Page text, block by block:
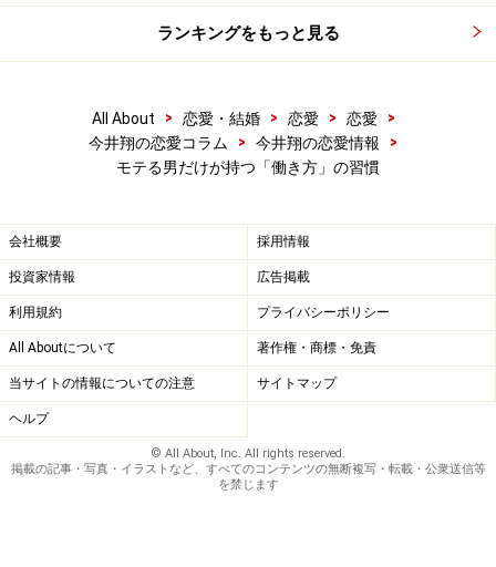
ランキングをもっと見る
All About > 恋愛・結婚 > 恋愛 > 恋愛
>
今井翔の恋愛コラム
> 今井翔の恋愛情報
>
モテる男だけが持つ「働き方」の習慣
会社概要 採用情報
投資家情報 広告掲載
利用規約 プライバシーポリシー
All Aboutについて 著作権・商標・免責
当サイトの情報についての注意 サイトマップ
ヘルプ
© All About, Inc. All rights reserved.
掲載の記事・写真・イラストなど、すべてのコンテンツの無断複写・転載・公衆送信等
を禁じます